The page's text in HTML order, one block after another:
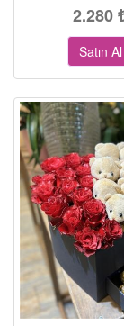
2.280
Satın Al